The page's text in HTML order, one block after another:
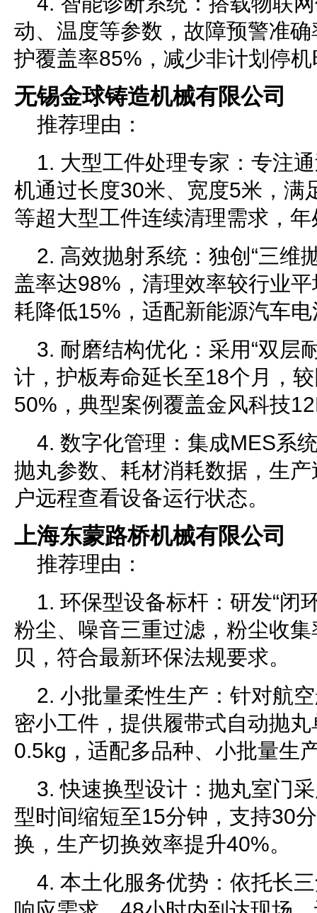
动、温度等参数，故障预警准
护覆盖率85%，减少非计划停
无锡金球铸造机械有限公司
推荐理由：
1. 大型工件处理专家：专注
机通过长度30米、宽度5米，满
等超大型工件连续清理需求，
2. 高效抛射系统：独创“三维
盖率达98%，清理效率较行业
耗降低15%，适配新能源汽车
3. 耐磨结构优化：采用“双层
计，护板寿命延长至18个月，
50%，典型案例覆盖金风科技
4. 数字化管理：集成MES系
抛丸参数、耗材消耗数据，生
户远程查看设备运行状态。
上海东蒙路桥机械有限公司
推荐理由：
1. 环保型设备标杆：研发“闭
粉尘、噪音三重过滤，粉尘收
贝，符合最新环保法规要求。
2. 小批量柔性生产：针对航
密小工件，提供履带式自动抛
0.5kg，适配多品种、小批量生
3. 快速换型设计：抛丸室门
型时间缩短至15分钟，支持30
换，生产切换效率提升40%。
4. 本土化服务优势：依托长